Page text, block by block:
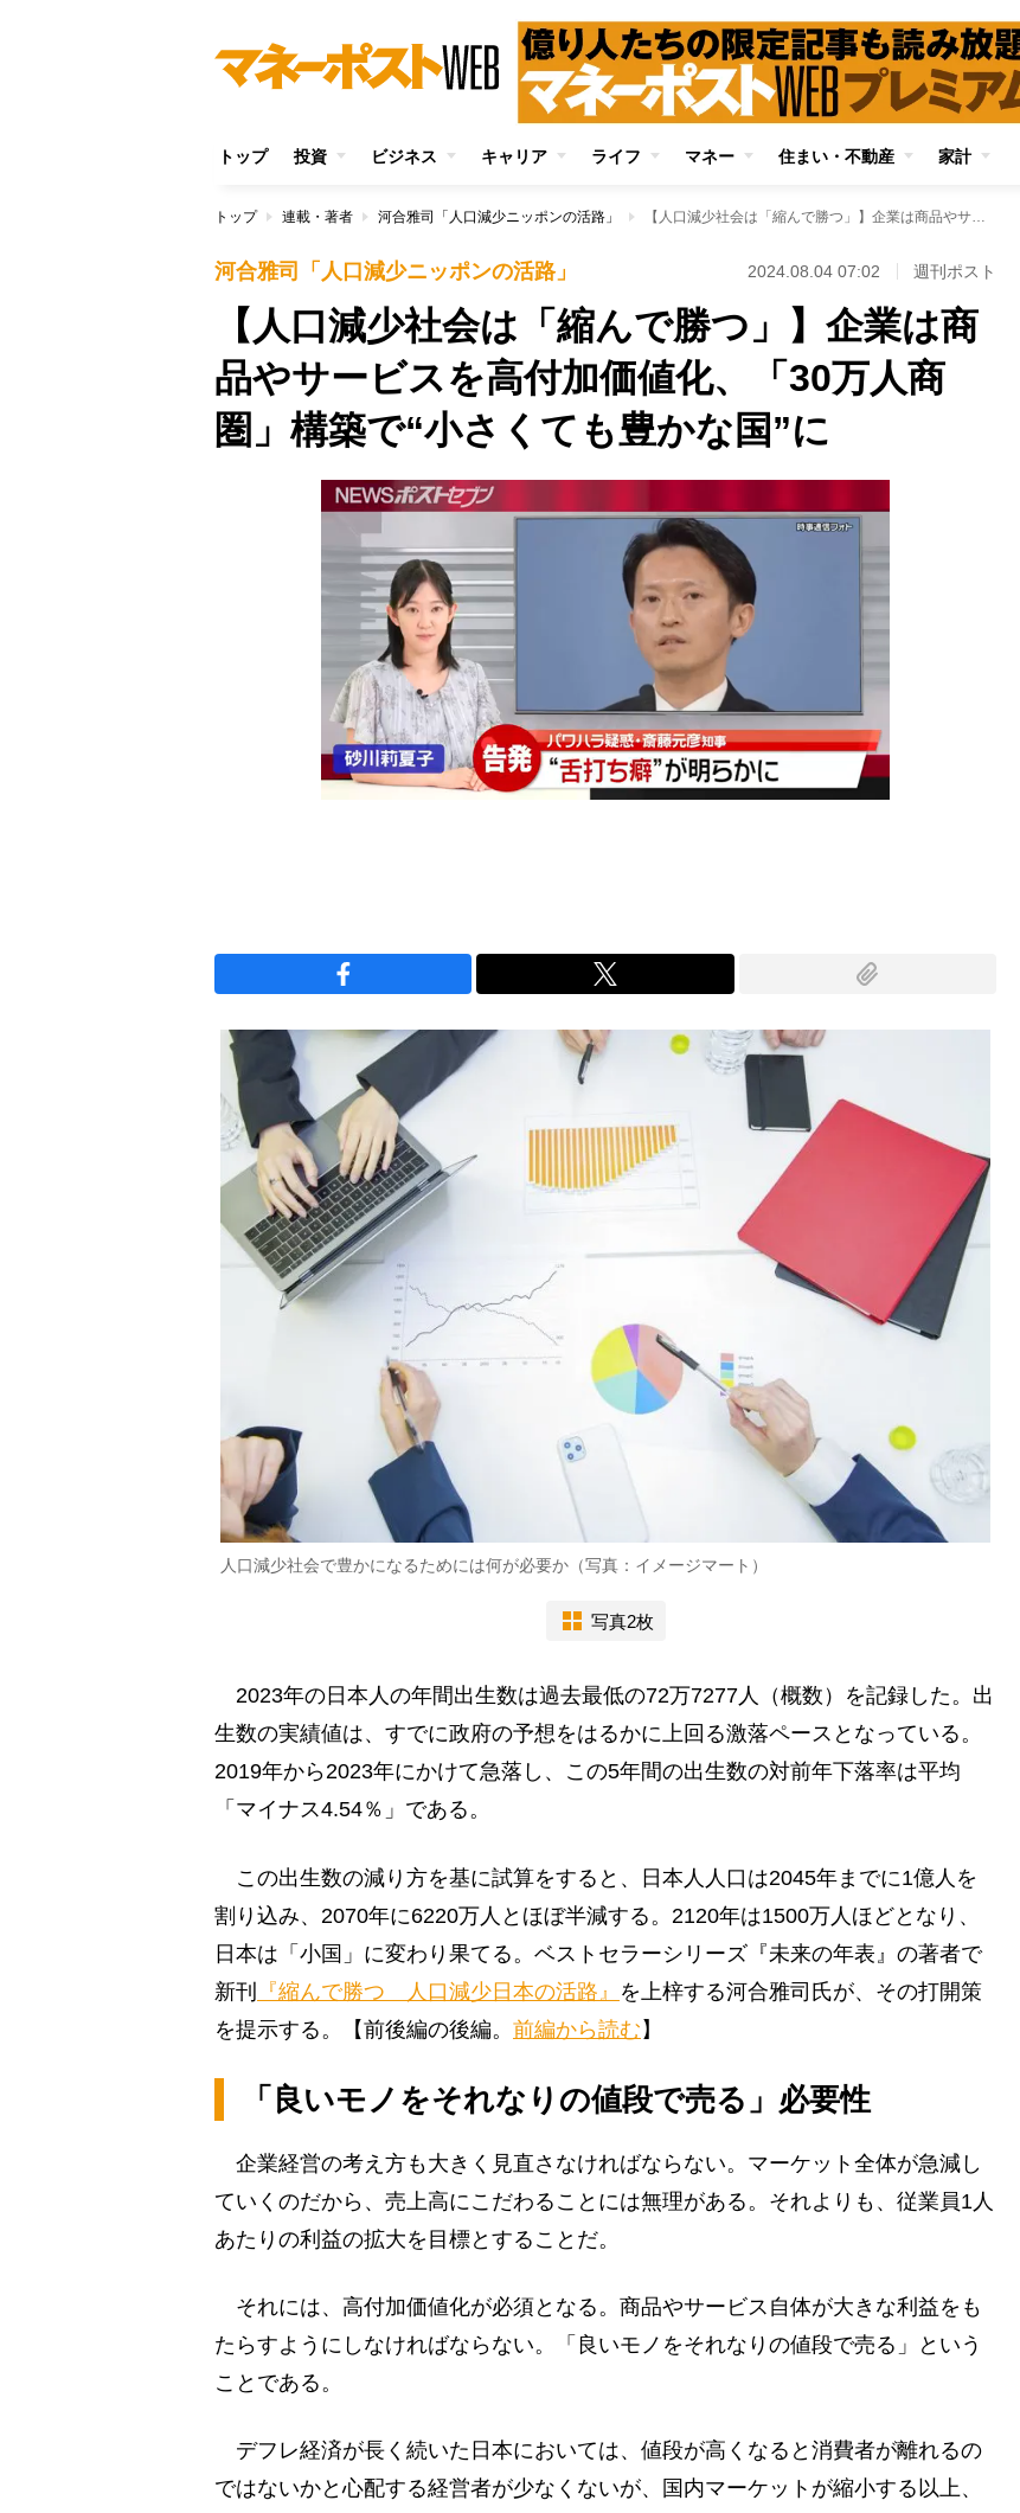
トップ 投資 ビジネス キャリア ライフ マネー 住まい・不動産 家計
トップ 連載・著者 河合雅司「人口減少ニッポンの活路」 【人口減少社会は「縮んで勝つ」】企業は商品やサービスを高付加価値化、「30万人商圏」構築で“小さくても豊かな国”に
河合雅司「人口減少ニッポンの活路」 2024.08.04 07:02 週刊ポスト
【人口減少社会は「縮んで勝つ」】企業は商
品やサービスを高付加価値化、「30万人商
圏」構築で“小さくても豊かな国”に
人口減少社会で豊かになるためには何が必要か（写真：イメージマート）
写真2枚
2023年の日本人の年間出生数は過去最低の72万7277人（概数）を記録した。出
生数の実績値は、すでに政府の予想をはるかに上回る激落ペースとなっている。
2019年から2023年にかけて急落し、この5年間の出生数の対前年下落率は平均
「マイナス4.54％」である。
この出生数の減り方を基に試算をすると、日本人人口は2045年までに1億人を
割り込み、2070年に6220万人とほぼ半減する。2120年は1500万人ほどとなり、
日本は「小国」に変わり果てる。ベストセラーシリーズ『未来の年表』の著者で
新刊
『縮んで勝つ 人口減少日本の活路』 を上梓する河合雅司氏が、その打開策
を提示する。【前後編の後編。 前編から読む 】
「良いモノをそれなりの値段で売る」必要性
企業経営の考え方も大きく見直さなければならない。マーケット全体が急減し
ていくのだから、売上高にこだわることには無理がある。それよりも、従業員1人
あたりの利益の拡大を目標とすることだ。
それには、高付加価値化が必須となる。商品やサービス自体が大きな利益をも
たらすようにしなければならない。「良いモノをそれなりの値段で売る」という
ことである。
デフレ経済が長く続いた日本においては、値段が高くなると消費者が離れるの
ではないかと心配する経営者が少なくないが、国内マーケットが縮小する以上、